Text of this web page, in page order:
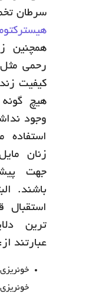
سرطان
همچنین
رحمی
کیفیت
هیچ
وجود
زنان
جهت
باشند.
استقبال
ترین
عبارتند از: